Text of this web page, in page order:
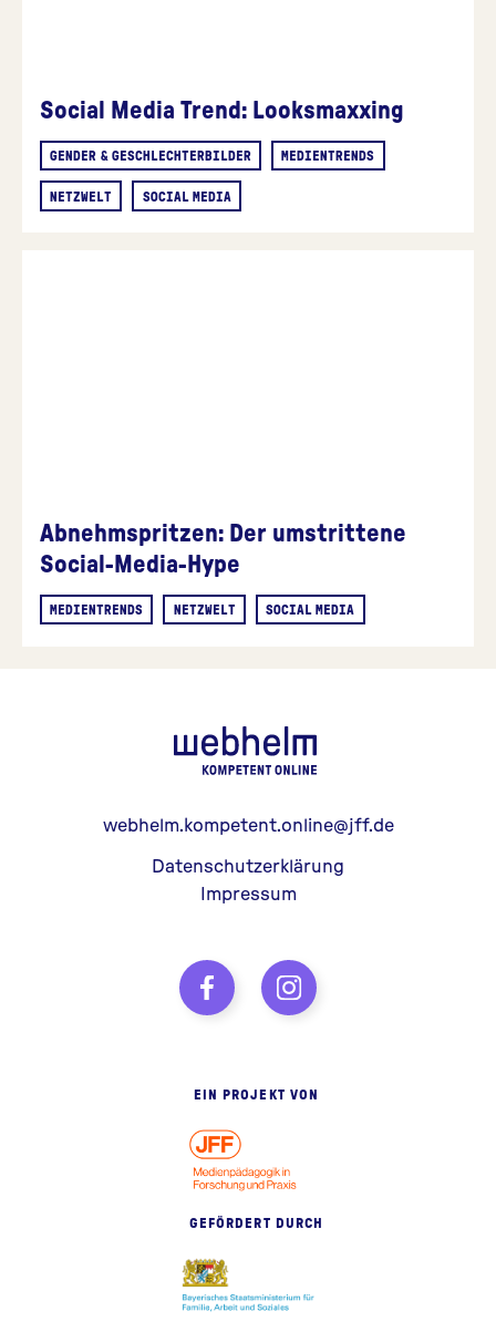
Social Media Trend: Looksmaxxing
GENDER & GESCHLECHTERBILDER MEDIENTRENDS
NETZWELT SOCIAL MEDIA
Abnehmspritzen: Der umstrittene
Social-Media-Hype
MEDIENTRENDS NETZWELT SOCIAL MEDIA
webhelm.kompetent.online@jff.de
Datenschutzerklärung
Impressum
EIN PROJEKT VON
GEFÖRDERT DURCH